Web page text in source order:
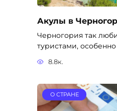
Акулы в
Черногория так
туристами,
8.8к.
О СТРАНЕ